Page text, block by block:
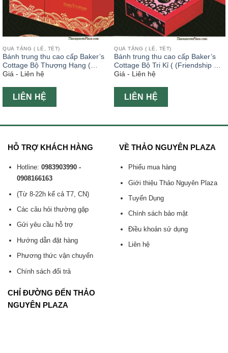
QUÀ TẶNG ( LỄ, TẾT)
Bánh trung thu cao cấp Baker’s
Cottage Bộ Thượng Hạng (
(Happiness Gift Set )
Giá - Liên hệ
LIÊN HỆ
QUÀ TẶNG ( LỄ, TẾT)
Bánh trung thu cao cấp Baker’s
Cottage Bộ Tri Kỉ ( (Friendship Gift
Set )
Giá - Liên hệ
LIÊN HỆ
HỖ TRỢ KHÁCH HÀNG
Hotline: 0983903990 -
0908166163
(Từ 8-22h kể cả T7, CN)
Các câu hỏi thường gặp
Gửi yêu cầu hỗ trợ
Hướng dẫn đặt hàng
Phương thức vận chuyển
Chính sách đổi trả
VỀ THẢO NGUYÊN PLAZA
Phiếu mua hàng
Giới thiệu Thảo Nguyên Plaza
Tuyển Dụng
Chính sách bảo mật
Điều khoản sử dụng
Liên hệ
CHỈ ĐƯỜNG ĐẾN THẢO
NGUYÊN PLAZA